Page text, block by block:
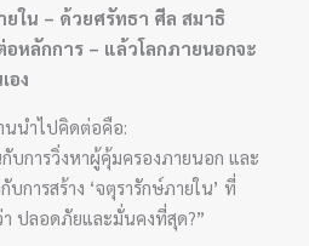
ยใน – ด้วยศรัทธา ศีล สมาธิ
ลักการ – แล้วโลกภายนอกจะ
อง
นนำไปคิดต่อคือ:
บการวิ่งหาผู้คุ้มครองภายนอก และ
การสร้าง ‘จตุรารักษ์ภายใน’ ที่
ปลอดภัยและมั่นคงที่สุด?”